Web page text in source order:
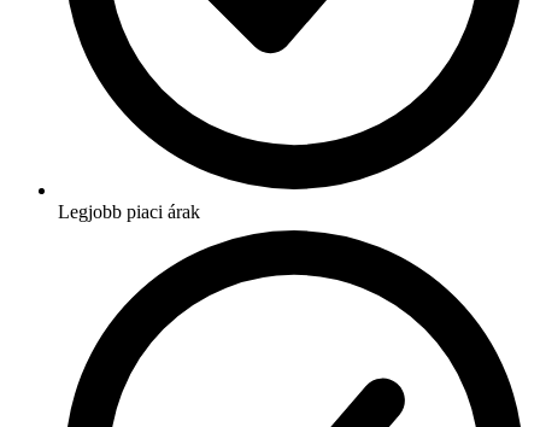
Legjobb piaci árak